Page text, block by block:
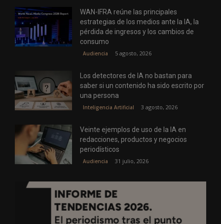
WAN-IFRA reúne las principales
estrategias de los medios ante la IA, la
pérdida de ingresos y los cambios de
consumo
Audiencia 5 agosto, 2026
Los detectores de IA no bastan para
saber si un contenido ha sido escrito por
una persona
Inteligencia Artificial 3 agosto, 2026
Veinte ejemplos de uso de la IA en
redacciones, productos y negocios
periodísticos
Audiencia 31 julio, 2026